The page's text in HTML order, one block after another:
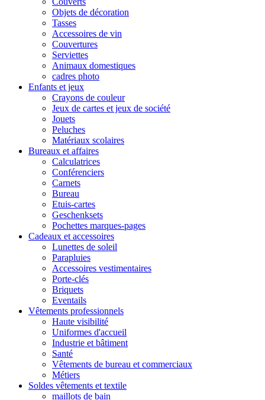
Objets de décoration
Tasses
Accessoires de vin
Couvertures
Serviettes
Animaux domestiques
cadres photo
Enfants et jeux
Crayons de couleur
Jeux de cartes et jeux de société
Jouets
Peluches
Matériaux scolaires
Bureaux et affaires
Calculatrices
Conférenciers
Carnets
Bureau
Etuis-cartes
Geschenksets
Pochettes marques-pages
Cadeaux et accessoires
Lunettes de soleil
Parapluies
Accessoires vestimentaires
Porte-clés
Briquets
Eventails
Vêtements professionnels
Haute visibilité
Uniformes d'accueil
Industrie et bâtiment
Santé
Vêtements de bureau et commerciaux
Métiers
Soldes vêtements et textile
maillots de bain